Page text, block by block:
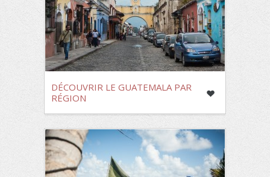
DÉCOUVRIR LE GUATEMALA PAR
RÉGION